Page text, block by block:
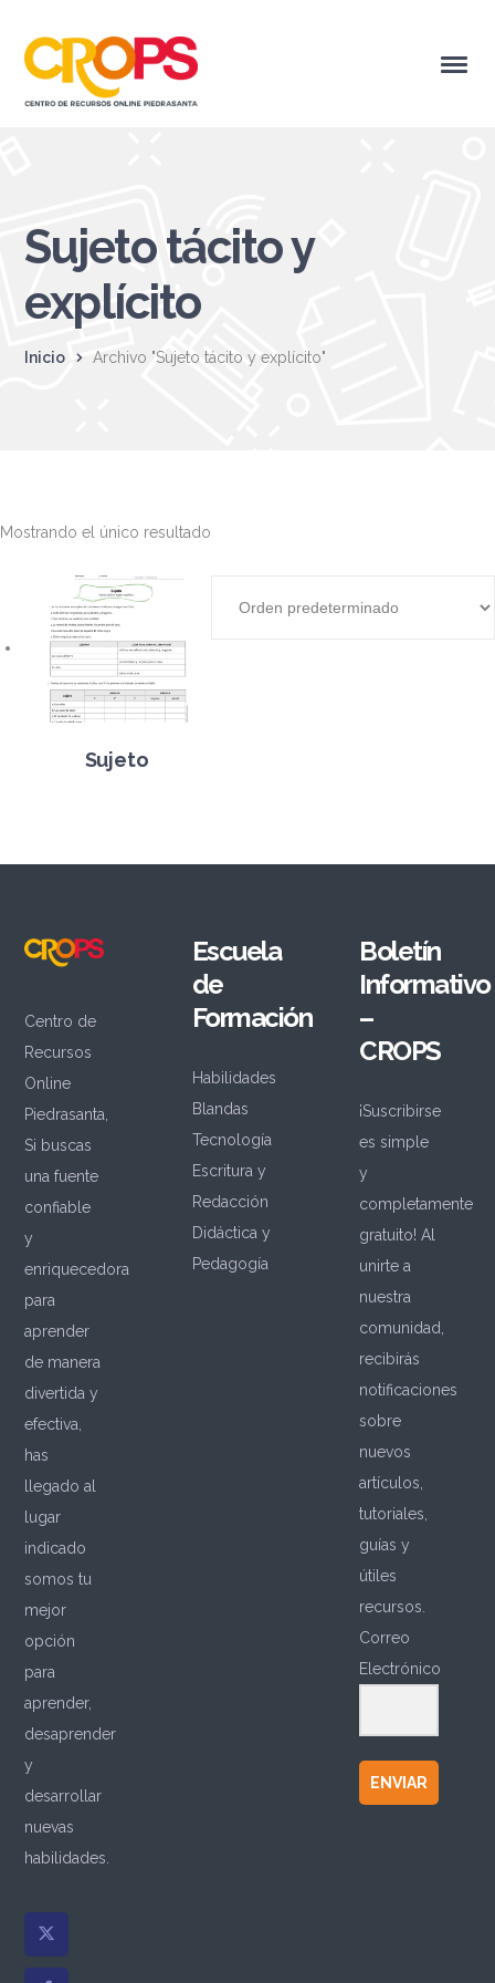
Sujeto tácito y
explícito
Inicio Archivo "Sujeto tácito y explícito"
Mostrando el único resultado
Sujeto
Centro de
Recursos
Online
Piedrasanta,
Si buscas
una fuente
confiable
y
enriquecedora
para
aprender
de manera
divertida y
efectiva,
has
llegado al
lugar
indicado
somos tu
mejor
opción
para
aprender,
desaprender
y
desarrollar
nuevas
habilidades.
Escuela
de
Formación
Habilidades
Blandas
Tecnología
Escritura y
Redacción
Didáctica y
Pedagogía
Boletín
Informativo
–
CROPS
¡Suscribirse
es simple
y
completamente
gratuito! Al
unirte a
nuestra
comunidad,
recibirás
notificaciones
sobre
nuevos
artículos,
tutoriales,
guías y
útiles
recursos.
Correo
Electrónico
ENVIAR